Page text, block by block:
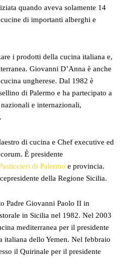
quando aveva solamente 14
di importanti alberghi e
i prodotti della cucina italiana e,
Giovanni D’Anna è anche
ungherese. Dal 1982 è
di Palermo e ha partecipato a
e internazionali,
di cucina e Chef executive ed
È presidente
di Palermo e provincia.
della Regione Sicilia.
Padre Giovanni Paolo II in
in Sicilia nel 1982. Nel 2003
mediterranea per il presidente
italiana dello Yemen. Nel febbraio
il Quirinale per il presidente